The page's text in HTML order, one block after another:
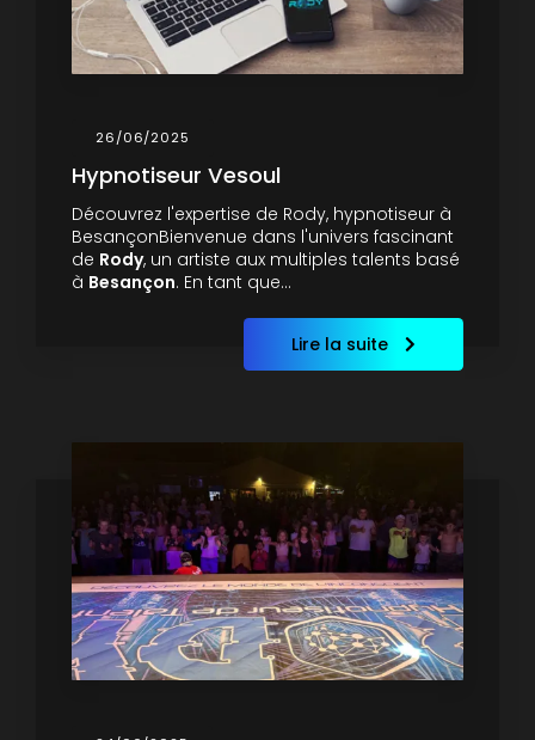
26/06/2025
Hypnotiseur Vesoul
Découvrez l'expertise de Rody, hypnotiseur à
BesançonBienvenue dans l'univers fascinant
de Rody, un artiste aux multiples talents basé
à Besançon. En tant que…
Lire la suite